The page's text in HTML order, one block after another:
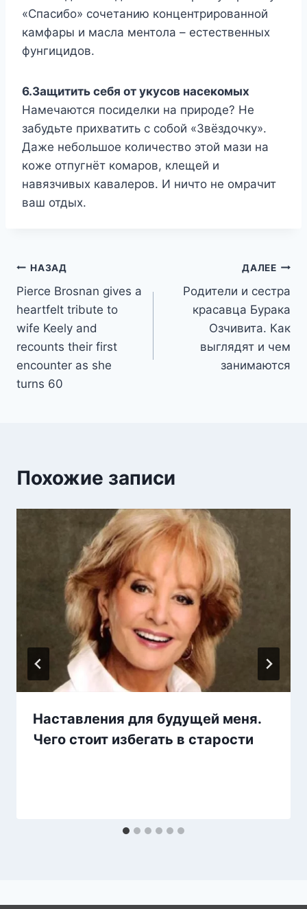
«Спасибо» сочетанию концентрированной
камфары и масла ментола – естественных
фунгицидов.
6.Защитить себя от укусов насекомых
Намечаются посиделки на природе? Не
забудьте прихватить с собой «Звёздочку».
Даже небольшое количество этой мази на
коже отпугнёт комаров, клещей и
навязчивых кавалеров. И ничто не омрачит
ваш отдых.
Навигация
по
записям
НАЗАД
Pierce Brosnan gives a
heartfelt tribute to
wife Keely and
recounts their first
encounter as she
turns 60
ДАЛЕЕ
Родители и сестра
красавца Бурака
Озчивита. Как
выглядят и чем
занимаются
Похожие записи
Наставления для будущей меня.
Чего стоит избегать в старости